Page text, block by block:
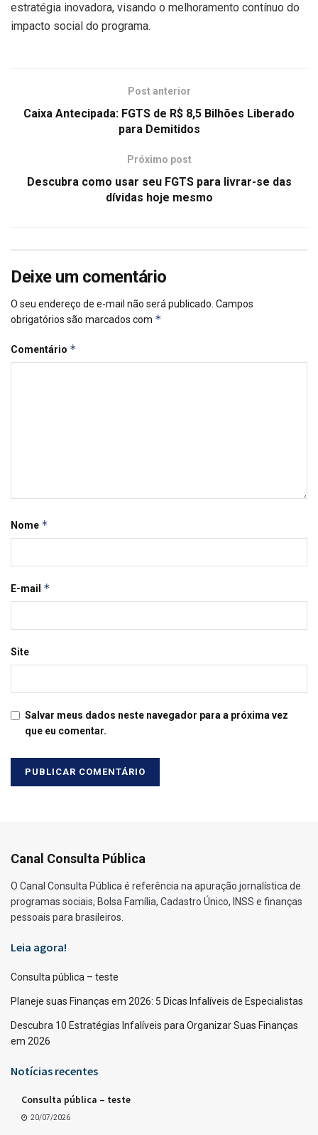
estratégia inovadora, visando o melhoramento contínuo do
impacto social do programa.
Post anterior
Caixa Antecipada: FGTS de R$ 8,5 Bilhões Liberado
para Demitidos
Próximo post
Descubra como usar seu FGTS para livrar-se das
dívidas hoje mesmo
Deixe um comentário
O seu endereço de e-mail não será publicado. Campos
obrigatórios são marcados com *
Comentário *
Nome *
E-mail *
Site
Salvar meus dados neste navegador para a próxima vez
que eu comentar.
Canal Consulta Pública
O Canal Consulta Pública é referência na apuração jornalística de
programas sociais, Bolsa Família, Cadastro Único, INSS e finanças
pessoais para brasileiros.
Leia agora!
Consulta pública – teste
Planeje suas Finanças em 2026: 5 Dicas Infalíveis de Especialistas
Descubra 10 Estratégias Infalíveis para Organizar Suas Finanças
em 2026
Notícias recentes
Consulta pública – teste
20/07/2026